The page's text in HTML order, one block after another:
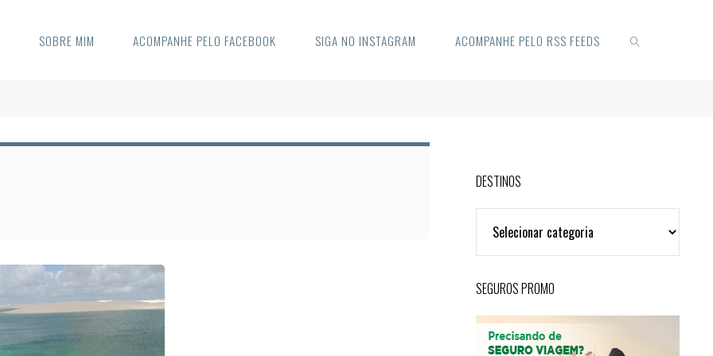
SOBRE MIM ACOMPANHE PELO FACEBOOK SIGA NO INSTAGRAM ACOMPANHE PELO RSS FEEDS
DESTINOS
SEGUROS PROMO